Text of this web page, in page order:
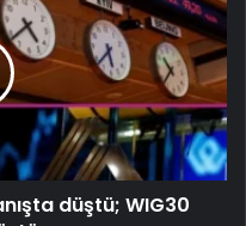
düştü; WIG30